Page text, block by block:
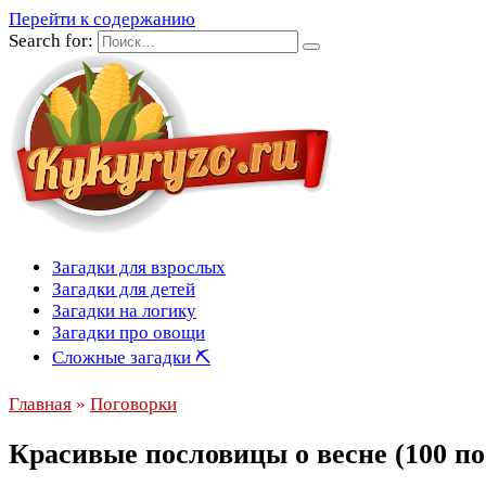
Перейти к содержанию
Search for:
Загадки для взрослых
Загадки для детей
Загадки на логику
Загадки про овощи
Сложные загадки ⛏
Главная » Поговорки
Красивые пословицы о весне (100